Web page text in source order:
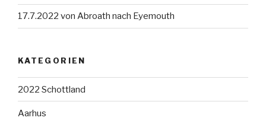
17.7.2022 von Abroath nach Eyemouth
KATEGORIEN
2022 Schottland
Aarhus